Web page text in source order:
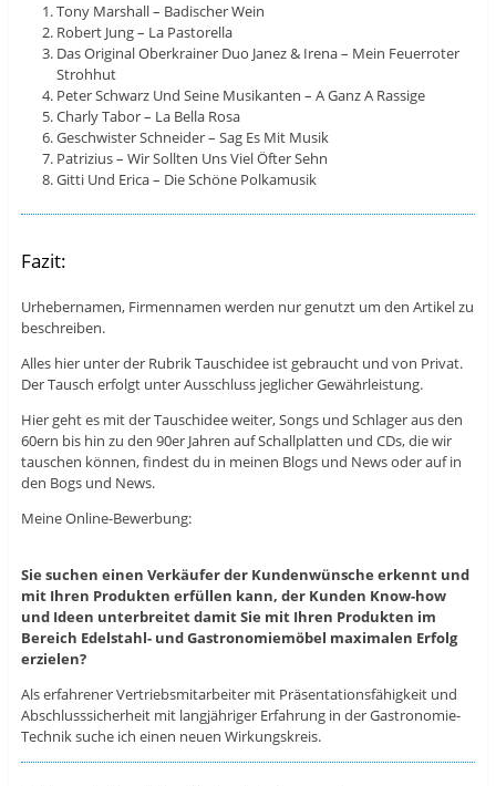
Tony Marshall – Badischer Wein
Robert Jung – La Pastorella
Das Original Oberkrainer Duo Janez & Irena – Mein Feuerroter
Strohhut
Peter Schwarz Und Seine Musikanten – A Ganz A Rassige
Charly Tabor – La Bella Rosa
Geschwister Schneider – Sag Es Mit Musik
Patrizius – Wir Sollten Uns Viel Öfter Sehn
Gitti Und Erica – Die Schöne Polkamusik
Fazit:
Urhebernamen, Firmennamen werden nur genutzt um den Artikel zu
beschreiben.
Alles hier unter der Rubrik Tauschidee ist gebraucht und von Privat.
Der Tausch erfolgt unter Ausschluss jeglicher Gewährleistung.
Hier geht es mit der Tauschidee weiter, Songs und Schlager aus den
60ern bis hin zu den 90er Jahren auf Schallplatten und CDs, die wir
tauschen können, findest du in meinen Blogs und News oder auf in
den Bogs und News.
Meine Online-Bewerbung:
Sie suchen einen Verkäufer der Kundenwünsche erkennt und
mit Ihren Produkten erfüllen kann, der Kunden Know-how
und Ideen unterbreitet damit Sie mit Ihren Produkten im
Bereich Edelstahl- und Gastronomiemöbel maximalen Erfolg
erzielen?
Als erfahrener Vertriebsmitarbeiter mit Präsentationsfähigkeit und
Abschlusssicherheit mit langjähriger Erfahrung in der Gastronomie-
Technik suche ich einen neuen Wirkungskreis.